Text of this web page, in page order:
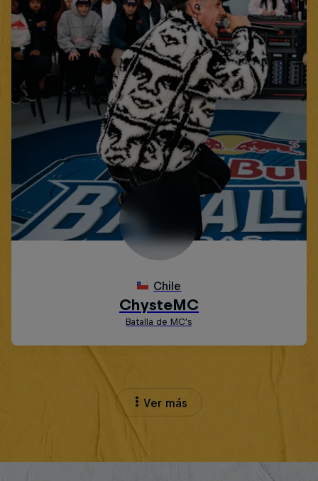
Ver más